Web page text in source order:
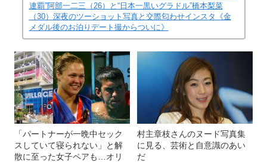
連覇”阿部一二三（26）と“日本一黒いグラドル”橋本梨菜
（30）深夜のツーショット写真と交際匂わせインスタ《金
メダル後のお泊りデート撮からついに》
「パートナーが一晩中セック
スしていて寝られない」と解
散に至った女子ペアも…オリ
村主章枝さんのヌード写真集
に見る、芸術と自意識のあい
だ